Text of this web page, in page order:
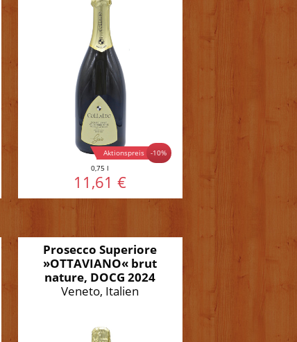
-10%
Aktionspreis
0,75 l
11,61 €
Prosecco Superiore
»OTTAVIANO« brut
nature, DOCG 2024
Veneto, Italien